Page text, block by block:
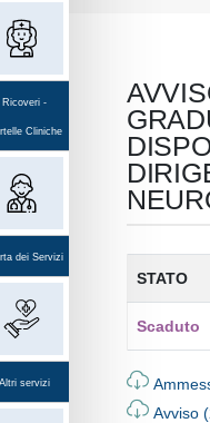
Ricoveri -
Cliniche
dei Servizi
Altri servizi
STATO
Scaduto
Avviso